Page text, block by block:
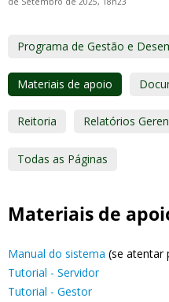
Programa de Gestão e
Materiais de apoio
Reitoria Relatórios
Todas as Páginas
Materiais de
Manual do sistema (se atentar
Tutorial - Servidor
Tutorial - Gestor